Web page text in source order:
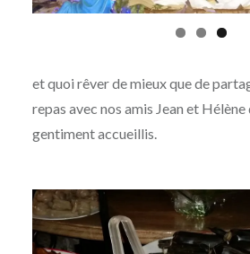
et quoi rêver de mieux que de
repas avec nos amis Jean et Hélène
gentiment accueillis.